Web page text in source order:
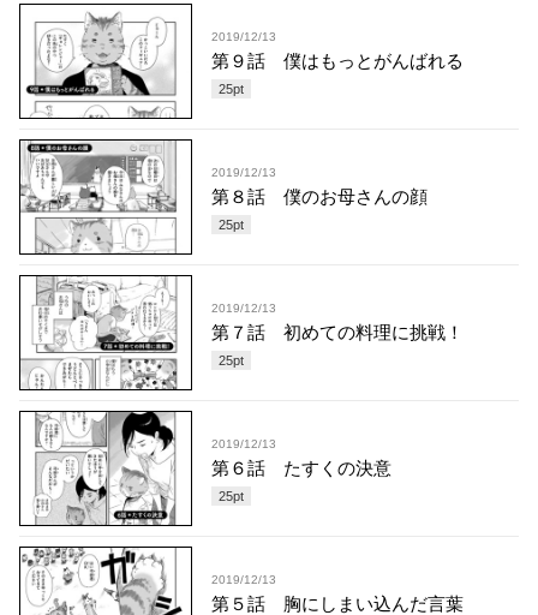
2019/12/13
第９話 僕はもっとがんばれる
25pt
2019/12/13
第８話 僕のお母さんの顔
25pt
2019/12/13
第７話 初めての料理に挑戦！
25pt
2019/12/13
第６話 たすくの決意
25pt
2019/12/13
第５話 胸にしまい込んだ言葉